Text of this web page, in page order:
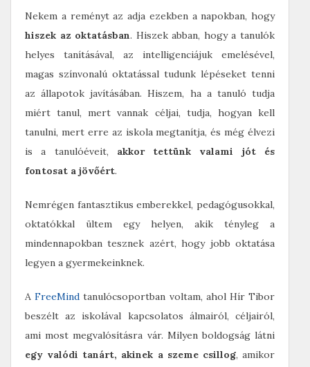
Nekem a reményt az adja ezekben a napokban, hogy
hiszek az oktatásban. Hiszek abban, hogy a tanulók
helyes tanításával, az intelligenciájuk emelésével,
magas színvonalú oktatással tudunk lépéseket tenni
az állapotok javításában. Hiszem, ha a tanuló tudja
miért tanul, mert vannak céljai, tudja, hogyan kell
tanulni, mert erre az iskola megtanítja, és még élvezi
is a tanulóéveit, akkor tettünk valami jót és
fontosat a jövőért.
Nemrégen fantasztikus emberekkel, pedagógusokkal,
oktatókkal ültem egy helyen, akik tényleg a
mindennapokban tesznek azért, hogy jobb oktatása
legyen a gyermekeinknek.
AFreeMindtanulócsoportban voltam, ahol Hír Tibor
beszélt az iskolával kapcsolatos álmairól, céljairól,
ami most megvalósításra vár. Milyen boldogság látni
egy valódi tanárt, akinek a szeme csillog, amikor